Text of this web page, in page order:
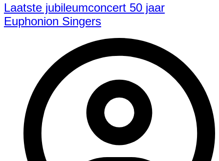
Laatste jubileumconcert 50 jaar
Euphonion Singers